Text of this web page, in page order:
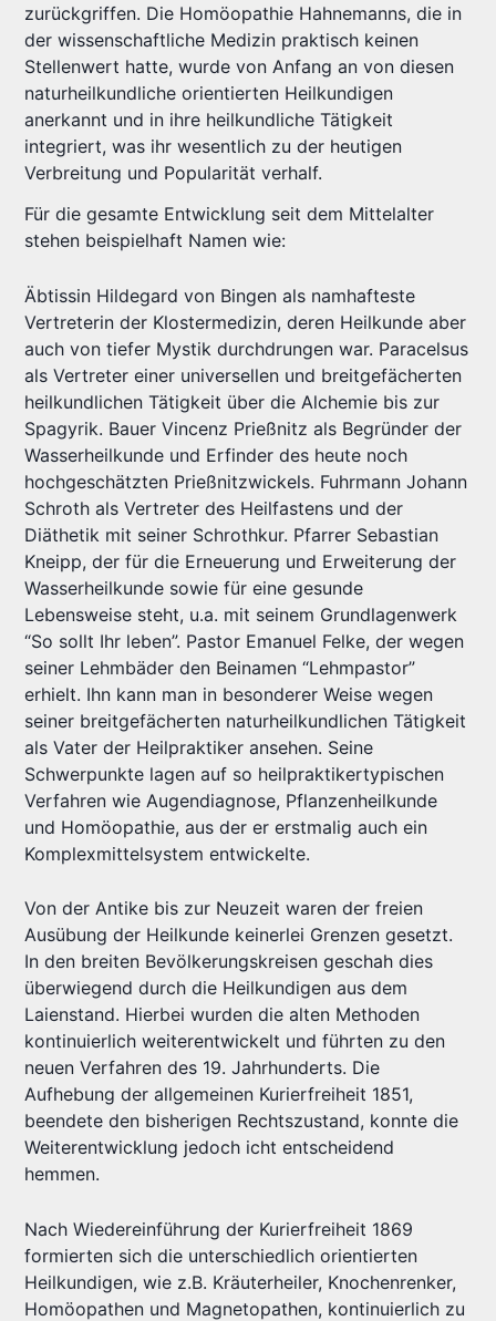
zurückgriffen. Die Homöopathie Hahnemanns, die in
der wissenschaftliche Medizin praktisch keinen
Stellenwert hatte, wurde von Anfang an von diesen
naturheilkundliche orientierten Heilkundigen
anerkannt und in ihre heilkundliche Tätigkeit
integriert, was ihr wesentlich zu der heutigen
Verbreitung und Popularität verhalf.
Für die gesamte Entwicklung seit dem Mittelalter
stehen beispielhaft Namen wie:
Äbtissin Hildegard von Bingen als namhafteste
Vertreterin der Klostermedizin, deren Heilkunde aber
auch von tiefer Mystik durchdrungen war. Paracelsus
als Vertreter einer universellen und breitgefächerten
heilkundlichen Tätigkeit über die Alchemie bis zur
Spagyrik. Bauer Vincenz Prießnitz als Begründer der
Wasserheilkunde und Erfinder des heute noch
hochgeschätzten Prießnitzwickels. Fuhrmann Johann
Schroth als Vertreter des Heilfastens und der
Diäthetik mit seiner Schrothkur. Pfarrer Sebastian
Kneipp, der für die Erneuerung und Erweiterung der
Wasserheilkunde sowie für eine gesunde
Lebensweise steht, u.a. mit seinem Grundlagenwerk
“So sollt Ihr leben”. Pastor Emanuel Felke, der wegen
seiner Lehmbäder den Beinamen “Lehmpastor”
erhielt. Ihn kann man in besonderer Weise wegen
seiner breitgefächerten naturheilkundlichen Tätigkeit
als Vater der Heilpraktiker ansehen. Seine
Schwerpunkte lagen auf so heilpraktikertypischen
Verfahren wie Augendiagnose, Pflanzenheilkunde
und Homöopathie, aus der er erstmalig auch ein
Komplexmittelsystem entwickelte.
Von der Antike bis zur Neuzeit waren der freien
Ausübung der Heilkunde keinerlei Grenzen gesetzt.
In den breiten Bevölkerungskreisen geschah dies
überwiegend durch die Heilkundigen aus dem
Laienstand. Hierbei wurden die alten Methoden
kontinuierlich weiterentwickelt und führten zu den
neuen Verfahren des 19. Jahrhunderts. Die
Aufhebung der allgemeinen Kurierfreiheit 1851,
beendete den bisherigen Rechtszustand, konnte die
Weiterentwicklung jedoch icht entscheidend
hemmen.
Nach Wiedereinführung der Kurierfreiheit 1869
formierten sich die unterschiedlich orientierten
Heilkundigen, wie z.B. Kräuterheiler, Knochenrenker,
Homöopathen und Magnetopathen, kontinuierlich zu